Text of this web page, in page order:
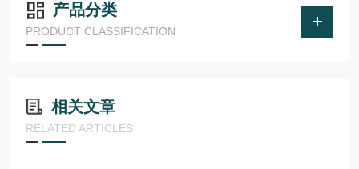
产品分类
PRODUCT CLASSIFICATION
相关文章
RELATED ARTICLES